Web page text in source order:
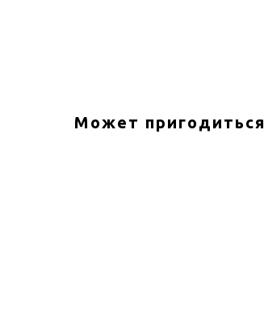
Может пригодиться